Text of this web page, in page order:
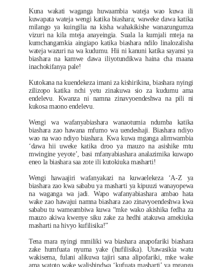
Kuna wakati waganga huwaambia wateja wao kuwa ili
kuwapata wateja wengi katika biashara; waweke dawa katika
milango ya kuingilia na kisha wahakikishe wanazungumza
vizuri na kila mteja anayeingia. Suala la kumjali mteja na
kumchangamkia aingiapo katika biashara ndilo linalozalisha
wateja wazuri na wa kudumu. Hii ni kanuni katika sayansi ya
biashara na kamwe dawa iliyotundikwa haina cha maana
inachokifanya pale!
Kutokana na kuendekeza imani za kishirikina, biashara nyingi
zilizopo katika nchi yetu zinakuwa sio za kudumu ama
endelevu. Kwanza ni namna zinavyoendeshwa na pili ni
kukosa maono endelevu.
Wengi wa wafanyabiashara wanaotumia ndumba katika
biashara zao hawana mfumo wa uendeshaji. Biashara ndiyo
wao na wao ndiyo biashara. Kwa kuwa mganga alimwambia
‘dawa hii uweke katika droo ya mauzo na asishike mtu
mwingine yeyote’, basi mfanyabiashara analazimika kuwapo
eneo la biashara saa zote ili kutokiuka masharti!
Wengi hawaajiri wafanyakazi na kuwaelekeza ‘A-Z ya
biashara zao kwa sababu ya masharti ya kipuuzi wanayopewa
na waganga wa jadi. Wapo wafanyabiashara ambao hata
wake zao hawajui namna biashara zao zinavyoendeshwa kwa
sababu tu wameambiwa kuwa “mke wako akishika fedha za
mauzo akiwa kwenye siku zake za hedhi atakuwa amekiuka
masharti na hivyo kufilisika!”
Tena mara nyingi mmiliki wa biashara anapofariki biashara
zake humfuata nyuma yake (hufilisika). Utawasikia watu
wakisema, fulani alikuwa tajiri sana alipofariki, mke wake
ama watoto wake walishindwa ‘kufuata masharti’ ya mganga